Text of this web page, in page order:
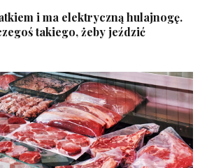
i ma elektryczną hulajnogę.
takiego, żeby jeździć